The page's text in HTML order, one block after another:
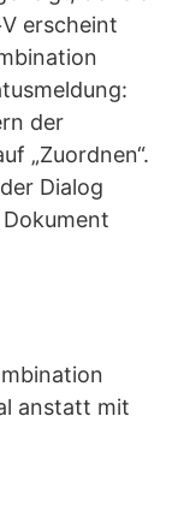
erscheint
der
„Zuordnen“.
Dialog
anstatt mit